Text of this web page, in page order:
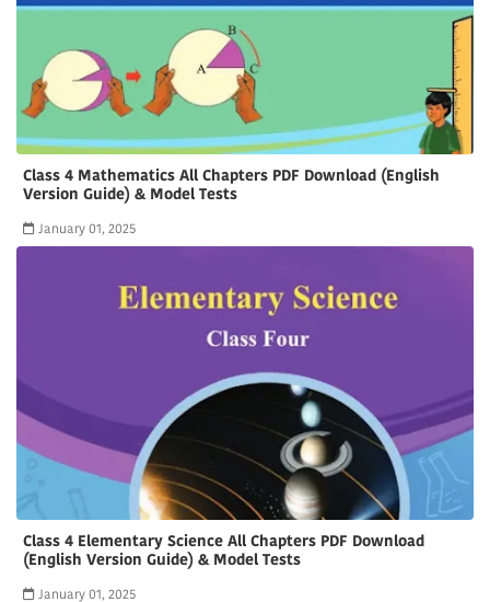
Class 4 Mathematics All Chapters PDF Download (English
Version Guide) & Model Tests
January 01, 2025
Class 4 Elementary Science All Chapters PDF Download
(English Version Guide) & Model Tests
January 01, 2025